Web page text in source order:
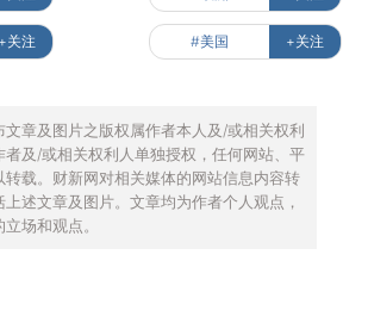
+关注 #美国 +关注
文章及图片之版权属作者本人及/或相关权利
者及/或相关权利人单独授权，任何网站、平
转载。财新网对相关媒体的网站信息内容转
述文章及图片。文章均为作者个人观点，
场和观点。